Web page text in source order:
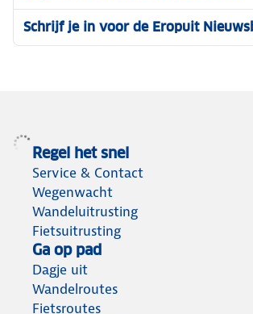
Schrijf je in voor de Eropuit
Regel het snel
Service & Contact
Wegenwacht
Wandeluitrusting
Fietsuitrusting
Ga op pad
Dagje uit
Wandelroutes
Fietsroutes